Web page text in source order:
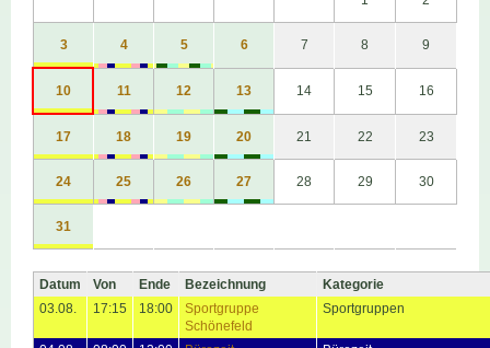
3 4 5 6 7 8 9
10 11 12 13 14 15 16
17 18 19 20 21 22 23
24 25 26 27 28 29 30
31
Datum Von Ende Bezeichnung
Kategorie
03.08.
17:15 18:00
Sportgruppe
Schönefeld
Sportgruppen